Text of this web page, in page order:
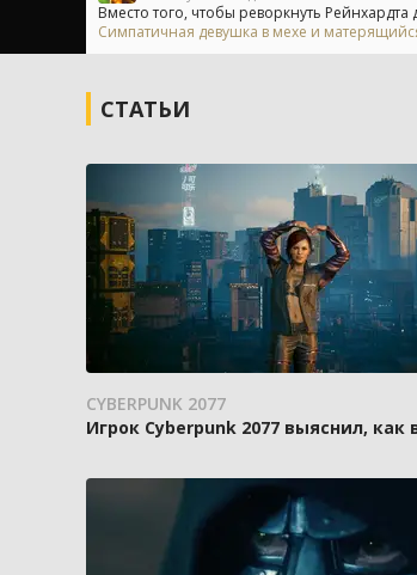
Вместо того, чтобы реворкнуть Рейнхардта
Симпатичная девушка в мехе и
СТАТЬИ
CYBERPUNK 2077
Игрок Cyberpunk 2077 выяснил,